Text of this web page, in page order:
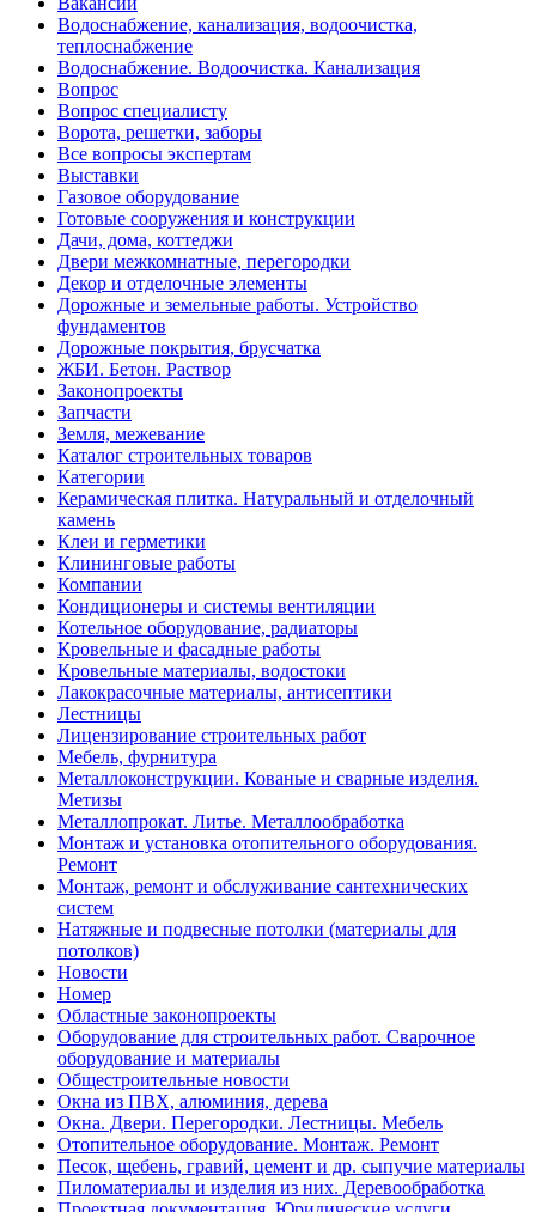
Водоснабжение, канализация, водоочистка,
теплоснабжение
Водоснабжение. Водоочистка. Канализация
Вопрос
Вопрос специалисту
Ворота, решетки, заборы
Все вопросы экспертам
Выставки
Газовое оборудование
Готовые сооружения и конструкции
Дачи, дома, коттеджи
Двери межкомнатные, перегородки
Декор и отделочные элементы
Дорожные и земельные работы. Устройство
фундаментов
Дорожные покрытия, брусчатка
ЖБИ. Бетон. Раствор
Законопроекты
Запчасти
Земля, межевание
Каталог строительных товаров
Категории
Керамическая плитка. Натуральный и отделочный
камень
Клеи и герметики
Клининговые работы
Компании
Кондиционеры и системы вентиляции
Котельное оборудование, радиаторы
Кровельные и фасадные работы
Кровельные материалы, водостоки
Лакокрасочные материалы, антисептики
Лестницы
Лицензирование строительных работ
Мебель, фурнитура
Металлоконструкции. Кованые и сварные изделия.
Метизы
Металлопрокат. Литье. Металлообработка
Монтаж и установка отопительного оборудования.
Ремонт
Монтаж, ремонт и обслуживание сантехнических
систем
Натяжные и подвесные потолки (материалы для
потолков)
Новости
Номер
Областные законопроекты
Оборудование для строительных работ. Сварочное
оборудование и материалы
Общестроительные новости
Окна из ПВХ, алюминия, дерева
Окна. Двери. Перегородки. Лестницы. Мебель
Отопительное оборудование. Монтаж. Ремонт
Песок, щебень, гравий, цемент и др. сыпучие материалы
Пиломатериалы и изделия из них. Деревообработка